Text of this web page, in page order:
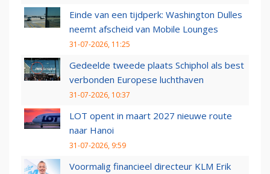
Einde van een tijdperk: Washington Dulles
neemt afscheid van Mobile Lounges
31-07-2026, 11:25
Gedeelde tweede plaats Schiphol als best
verbonden Europese luchthaven
31-07-2026, 10:37
LOT opent in maart 2027 nieuwe route
naar Hanoi
31-07-2026, 9:59
Voormalig financieel directeur KLM Erik